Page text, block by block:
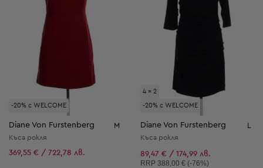
-20% с WELCOME
Diane Von Furstenberg M
Къса рокля
369,55 € / 722,78 лв.
4 = 2
-20% с WELCOME
Diane Von Furstenberg L
Къса рокля
89,47 € / 174,99 лв.
Препоръчителна цена:
RRP 388,00 € (-76%)